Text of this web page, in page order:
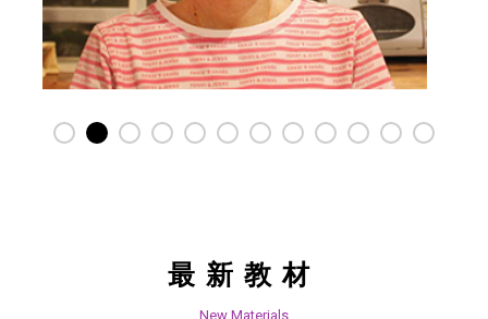
最新教材
New Materials